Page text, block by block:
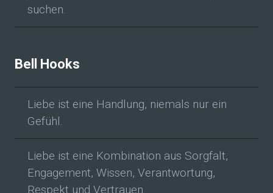
suchen.
Bell Hooks
Liebe ist eine Handlung, niemals nur ein
Gefühl.
Liebe ist eine Kombination aus Sorgfalt,
Engagement, Wissen, Verantwortung,
Respekt und Vertrauen.